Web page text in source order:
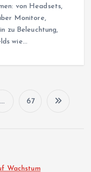
von Headsets,
Monitore,
zu Beleuchtung,
wie…
… 67
Wachstum